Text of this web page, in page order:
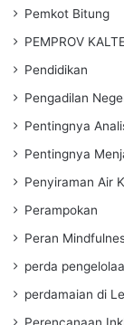
Pemkot Bitung
PEMPROV
Pendidikan
Pengadilan
Pentingnya
Pentingnya
Penyiraman Air
Perampokan
Peran
perda
perdamaian di